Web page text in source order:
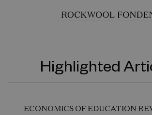
Highlighted
ECONOMICS OF EDUCATION